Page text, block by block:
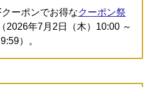
ーポンでお得なクーポン祭
2026年7月2日（木）10:00 ～
）。